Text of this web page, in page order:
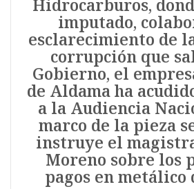
Hidrocarburos,
imputado,
esclarecimiento de
corrupción que
Gobierno, el
de Aldama ha
a la Audiencia
marco de la pieza
instruye el
Moreno sobre los
pagos en metálico